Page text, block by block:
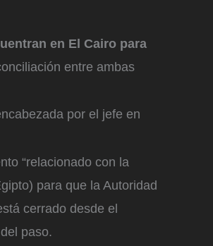
en El Cairo para
entre ambas
por el jefe en
“relacionado con la
para que la Autoridad
cerrado desde el
paso.